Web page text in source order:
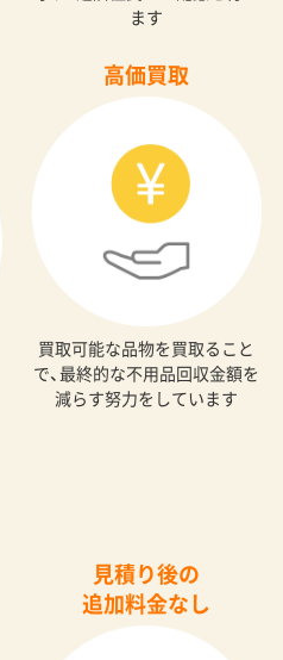
ます
高価買取
買取可能な品物を買取ること
で、最終的な不用品回収金額を
減らす努力をしています
見積り後の
追加料金なし